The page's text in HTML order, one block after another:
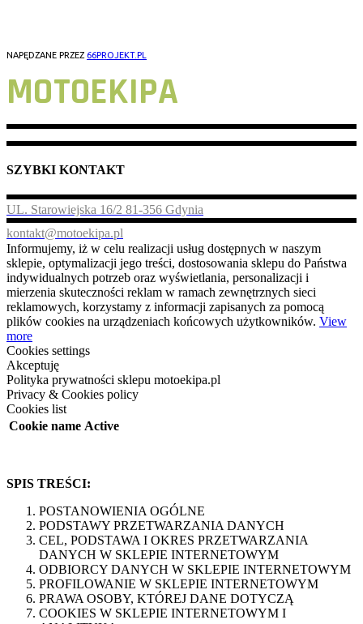
NAPĘDZANE PRZEZ 66PROJEKT.PL
MOTOEKIPA
SZYBKI KONTAKT
UL. Starowiejska 16/2 81-356 Gdynia
kontakt@motoekipa.pl
Informujemy, iż w celu realizacji usług dostępnych w naszym
sklepie, optymalizacji jego treści, dostosowania sklepu do Państwa
indywidualnych potrzeb oraz wyświetlania, personalizacji i
mierzenia skuteczności reklam w ramach zewnętrznych sieci
reklamowych, korzystamy z informacji zapisanych za pomocą
plików cookies na urządzeniach końcowych użytkowników. View
more
Cookies settings
Akceptuję
Polityka prywatności sklepu motoekipa.pl
Privacy & Cookies policy
Cookies list
Cookie name Active
SPIS TREŚCI:
POSTANOWIENIA OGÓLNE
PODSTAWY PRZETWARZANIA DANYCH
CEL, PODSTAWA I OKRES PRZETWARZANIA
DANYCH W SKLEPIE INTERNETOWYM
ODBIORCY DANYCH W SKLEPIE INTERNETOWYM
PROFILOWANIE W SKLEPIE INTERNETOWYM
PRAWA OSOBY, KTÓREJ DANE DOTYCZĄ
COOKIES W SKLEPIE INTERNETOWYM I